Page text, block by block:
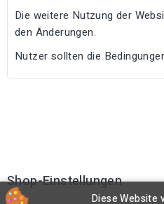
Die weitere Nutzung der
den Änderungen.
Nutzer sollten die
Shop-Einstellungen
Diese Website